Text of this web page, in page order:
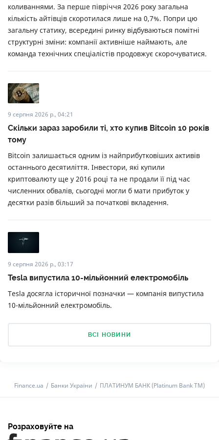
коливаннями. За перше півріччя 2026 року загальна
кількість айтівців скоротилася лише на 0,7%. Попри цю
загальну статику, всередині ринку відбуваються помітні
структурні зміни: компанії активніше наймають, але
команда технічних спеціалістів продовжує скорочуватися.
9 серпня 2026 р., 04:21
Скільки зараз заробили ті, хто купив Bitcoin 10 років
тому
Bitcoin залишається одним із найприбутковіших активів
останнього десятиліття. Інвестори, які купили
криптовалюту ще у 2016 році та не продали її під час
численних обвалів, сьогодні могли б мати прибуток у
десятки разів більший за початкові вкладення.
9 серпня 2026 р., 03:17
Tesla випустила 10-мільйонний електромобіль
Tesla досягла історичної позначки — компанія випустила
10-мільйонний електромобіль.
ВСІ НОВИНИ
Finance.ua Банки України ПЛАТИНУМ БАНК (Platinum Bank TM)
Розраховуйте на